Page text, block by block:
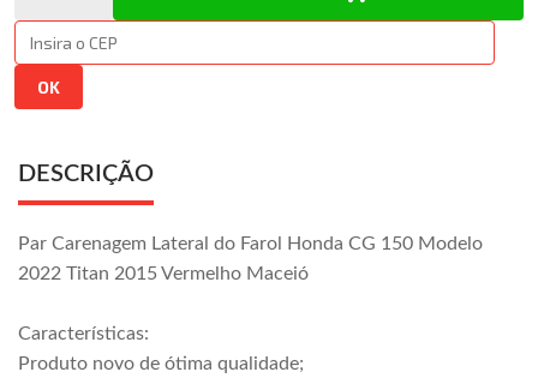
DESCRIÇÃO
Par Carenagem Lateral do Farol Honda CG 150 Modelo
2022 Titan 2015 Vermelho Maceió
Características:
Produto novo de ótima qualidade;